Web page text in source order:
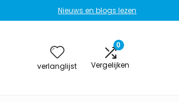
Nieuws en blogs lezen
verlanglijst
0
Vergelijken